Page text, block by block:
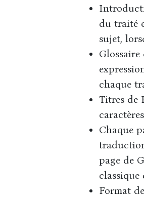
du traité
sujet,
chaque
Titres de
Chaque
page de
classique
Format